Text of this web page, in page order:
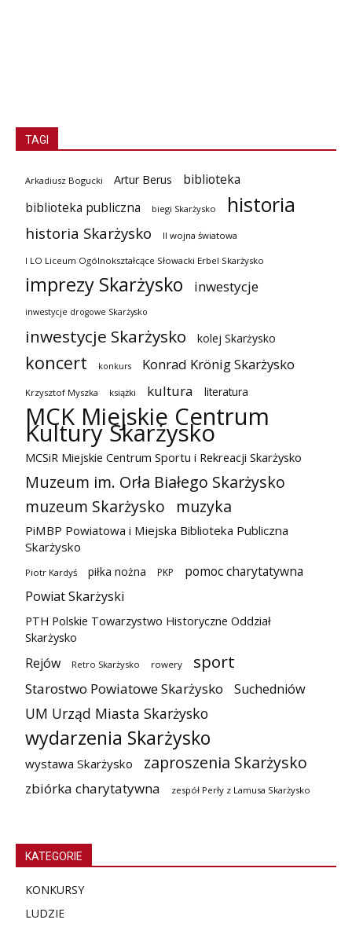
TAGI
Arkadiusz Bogucki Artur Berus
biblioteka
biblioteka publiczna
biegi Skarżysko historia
historia Skarżysko II wojna światowa
I LO Liceum Ogólnokształcące Słowacki Erbel Skarżysko
imprezy Skarżysko inwestycje
inwestycje drogowe Skarżysko
inwestycje Skarżysko kolej Skarżysko
koncert konkurs Konrad Krönig Skarżysko
Krzysztof Myszka książki kultura literatura
MCK Miejskie Centrum
Kultury Skarżysko
MCSiR Miejskie Centrum Sportu i Rekreacji Skarżysko
Muzeum im. Orła Białego Skarżysko
muzeum Skarżysko
muzyka
PiMBP Powiatowa i Miejska Biblioteka Publiczna
Skarżysko
Piotr Kardyś piłka nożna PKP
pomoc charytatywna
Powiat Skarżyski
PTH Polskie Towarzystwo Historyczne Oddział
Skarżysko
Rejów Retro Skarżysko rowery sport
Starostwo Powiatowe Skarżysko Suchedniów
UM Urząd Miasta Skarżysko
wydarzenia Skarżysko
wystawa Skarżysko zaproszenia Skarżysko
zbiórka charytatywna zespół Perły z Lamusa Skarżysko
KATEGORIE
KONKURSY
LUDZIE